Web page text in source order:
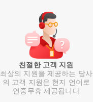
친절한 고객 지원
최상의 지원을 제공하는 당사
의 고객 지원은 현지 언어로
연중무휴 제공됩니다